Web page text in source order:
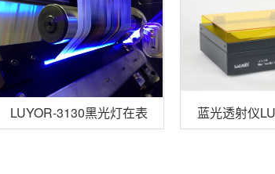
等行业的应用
LUYOR-3130黑光灯在表面油污检测的应用
蓝光透射仪